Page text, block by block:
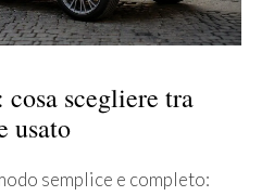
scegliere tra
usato
semplice e completo: